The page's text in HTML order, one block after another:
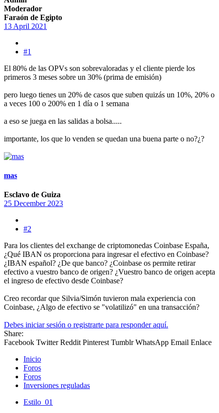
Moderador
Faraón de Egipto
13 April 2021
#1
El 80% de las OPVs son sobrevaloradas y el cliente pierde los
primeros 3 meses sobre un 30% (prima de emisión)
pero luego tienes un 20% de casos que suben quizás un 10%, 20% o
a veces 100 o 200% en 1 día o 1 semana
a eso se juega en las salidas a bolsa.....
importante, los que lo venden se quedan una buena parte o no?¿?
mas
Esclavo de Guiza
25 December 2023
#2
Para los clientes del exchange de criptomonedas Coinbase España,
¿Qué IBAN os proporciona para ingresar el efectivo en Coinbase?
¿IBAN español? ¿De que banco? ¿Coinbase os permite retirar
efectivo a vuestro banco de origen? ¿Vuestro banco de origen acepta
el ingreso de efectivo desde Coinbase?
Creo recordar que Silvia/Simón tuvieron mala experiencia con
Coinbase, ¿Algo de efectivo se "volatilizó" en una transacción?
Debes iniciar sesión o registrarte para responder aquí.
Share:
Facebook Twitter Reddit Pinterest Tumblr WhatsApp Email Enlace
Inicio
Foros
Foros
Inversiones reguladas
Estilo_01